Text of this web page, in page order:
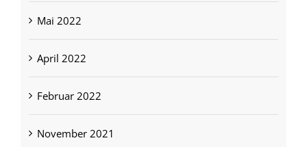
Mai 2022
April 2022
Februar 2022
November 2021